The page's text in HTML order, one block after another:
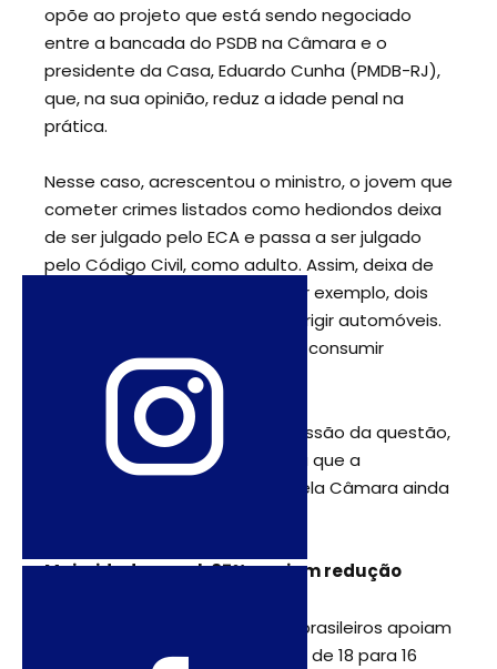
opõe ao projeto que está sendo negociado
entre a bancada do PSDB na Câmara e o
presidente da Casa, Eduardo Cunha (PMDB-RJ),
que, na sua opinião, reduz a idade penal na
prática.
Nesse caso, acrescentou o ministro, o jovem que
cometer crimes listados como hediondos deixa
de ser julgado pelo ECA e passa a ser julgado
pelo Código Civil, como adulto. Assim, deixa de
ser inimputável e conquista, por exemplo, dois
direitos. Um, diretamente, de dirigir automóveis.
Outro, indiretamente, de poder consumir
bebidas alcoólicas.
O governo tem pressa na discussão da questão,
pois Eduardo Cunha já anunciou que a
maioridade pode ser votada pela Câmara ainda
Maioridade penal: 87% apoiam redução
Pesquisa aponta que 87% dos brasileiros apoiam
a redução da maioridade penal de 18 para 16